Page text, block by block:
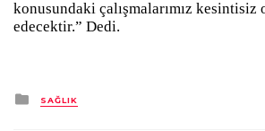
konusundaki çalışmalarımız kesintisiz
edecektir.” Dedi.
Kategori
SAĞLIK